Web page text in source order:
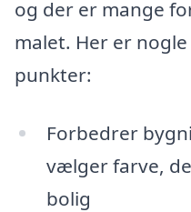
og der er mange
malet. Her er
punkter:
Forbedrer
vælger farve,
bolig